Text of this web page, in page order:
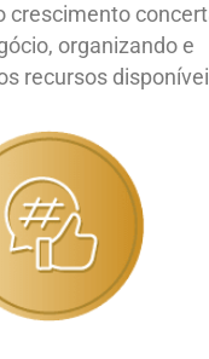
crescimento
organizando e
recursos